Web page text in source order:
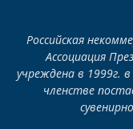
Российская
Ассоциация
учреждена в 1999г.
членстве